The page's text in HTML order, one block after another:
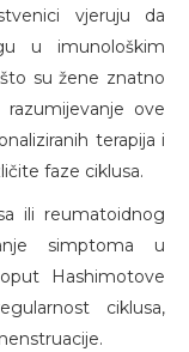
vjeruju da
u imunološkim
su žene znatno
ove
terapija i
faze ciklusa.
ili reumatoidnog
simptoma u
Hashimotove
ciklusa,